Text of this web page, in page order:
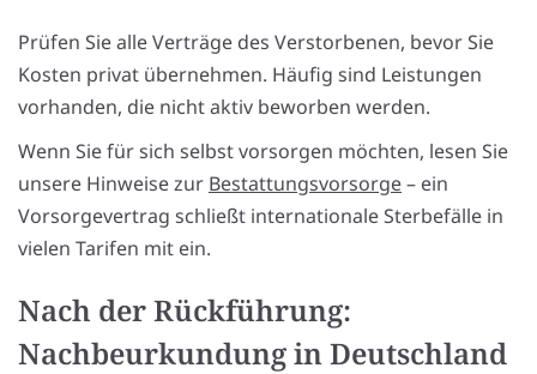
Prüfen Sie alle Verträge des Verstorbenen, bevor Sie
Kosten privat übernehmen. Häufig sind Leistungen
vorhanden, die nicht aktiv beworben werden.
Wenn Sie für sich selbst vorsorgen möchten, lesen Sie
unsere Hinweise zur Bestattungsvorsorge– ein
Vorsorgevertrag schließt internationale Sterbefälle in
vielen Tarifen mit ein.
Nach der Rückführung:
Nachbeurkundung in Deutschland